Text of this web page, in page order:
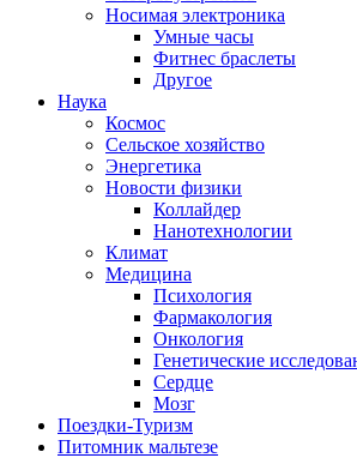
Носимая электроника
Умные часы
Фитнес браслеты
Другое
Наука
Космос
Сельское хозяйство
Энергетика
Новости физики
Коллайдер
Нанотехнологии
Климат
Медицина
Психология
Фармакология
Онкология
Генетические
Сердце
Мозг
Поездки-Туризм
Питомник мальтезе